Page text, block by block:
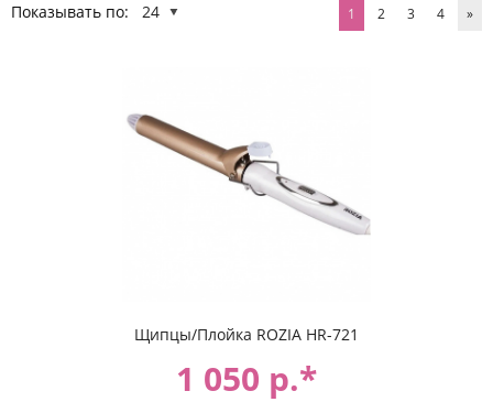
Показывать по: 24 1 2 3 4 »
Щипцы/Плойка ROZIA HR-721
1 050 р.*